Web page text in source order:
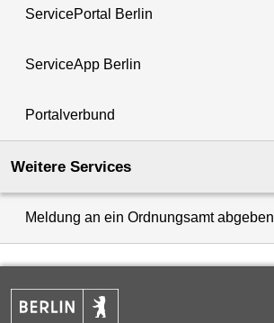
ServicePortal Berlin
ServiceApp Berlin
Portalverbund
Weitere Services
Meldung an ein Ordnungsamt abgeben